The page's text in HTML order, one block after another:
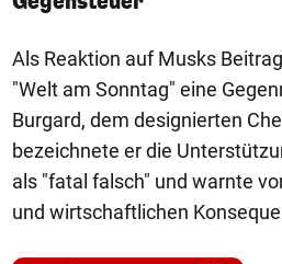
Als Reaktion auf Musks
"Welt am Sonntag" eine
Burgard, dem designierten
bezeichnete er die
als "fatal falsch" und warnte
und wirtschaftlichen